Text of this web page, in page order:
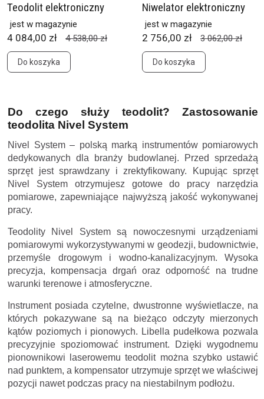
Teodolit elektroniczny
jest w magazynie
4 084,00 zł 4 538,00 zł
Do koszyka
Niwelator elektroniczny
jest w magazynie
2 756,00 zł 3 062,00 zł
Do koszyka
Do czego służy teodolit? Zastosowanie
teodolita Nivel System
Nivel System – polską marką instrumentów pomiarowych
dedykowanych dla branży budowlanej. Przed sprzedażą
sprzęt jest sprawdzany i zrektyfikowany. Kupując sprzęt
Nivel System otrzymujesz gotowe do pracy narzędzia
pomiarowe, zapewniające najwyższą jakość wykonywanej
pracy.
Teodolity Nivel System są nowoczesnymi urządzeniami
pomiarowymi wykorzystywanymi w geodezji, budownictwie,
przemyśle drogowym i wodno-kanalizacyjnym. Wysoka
precyzja, kompensacja drgań oraz odporność na trudne
warunki terenowe i atmosferyczne.
Instrument posiada czytelne, dwustronne wyświetlacze, na
których pokazywane są na bieżąco odczyty mierzonych
kątów poziomych i pionowych. Libella pudełkowa pozwala
precyzyjnie spoziomować instrument. Dzięki wygodnemu
pionownikowi laserowemu teodolit można szybko ustawić
nad punktem, a kompensator utrzymuje sprzęt we właściwej
pozycji nawet podczas pracy na niestabilnym podłożu.